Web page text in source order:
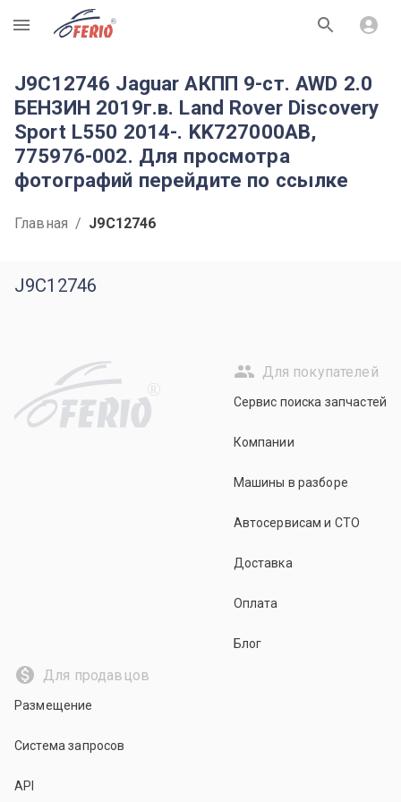
R
J9C12746 Jaguar АКПП 9-ст. AWD 2.0
БЕНЗИН 2019г.в. Land Rover Discovery
Sport L550 2014-. KK727000AB,
775976-002. Для просмотра
фотографий перейдите по ссылке
Главная / J9C12746
J9C12746
R
Для покупателей
Сервис поиска запчастей
Компании
Машины в разборе
Автосервисам и СТО
Доставка
Оплата
Блог
Для продавцов
Размещение
Система запросов
API